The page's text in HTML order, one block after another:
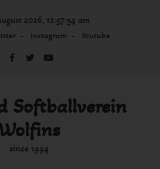
2026, 12:57:54 am
Instagram Youtube
Softballverein
since 1994